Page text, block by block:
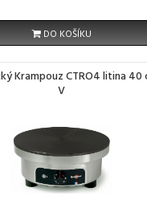
DO KOŠÍKU
Krampouz CTRO4 litina 40
V